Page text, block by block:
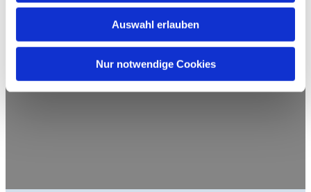
Auswahl erlauben
Nur notwendige Cookies